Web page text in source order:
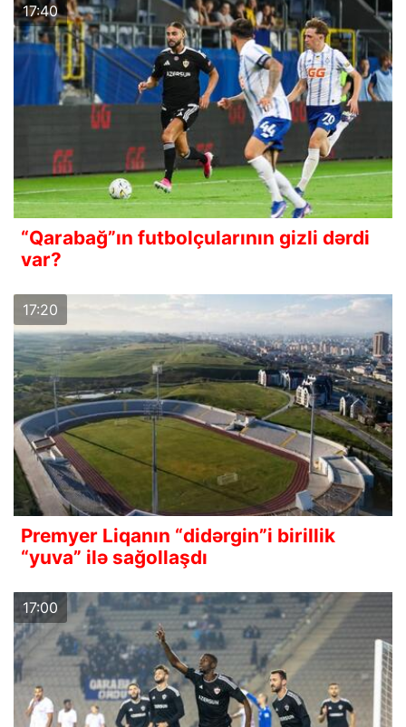
17:40
“Qarabağ”ın futbolçularının gizli dərdi
var?
17:20
Premyer Liqanın “didərgin”i birillik
“yuva” ilə sağollaşdı
17:00